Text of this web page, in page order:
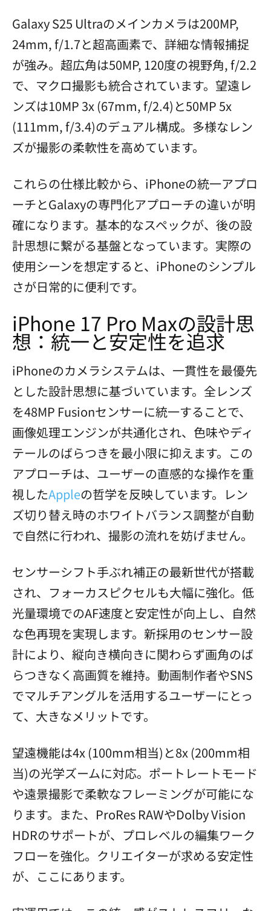
Galaxy S25 Ultraのメインカメラは200MP,
24mm, f/1.7と超高画素で、詳細な情報捕捉
が強み。超広角は50MP, 120度の視野角, f/2.2
で、マクロ撮影も統合されています。望遠レ
ンズは10MP 3x (67mm, f/2.4)と50MP 5x
(111mm, f/3.4)のデュアル構成。多様なレン
ズが撮影の柔軟性を高めています。
これらの仕様比較から、iPhoneの統一アプロ
ーチとGalaxyの専門化アプローチの違いが明
確になります。基本的なスペックが、後の設
計思想に繋がる基盤となっています。実際の
使用シーンを想定すると、iPhoneのシンプル
さが日常的に便利です。
iPhone 17 Pro Maxの設計思
想：統一と安定性を追求
iPhoneのカメラシステムは、一貫性を最優先
とした設計思想に基づいています。全レンズ
を48MP Fusionセンサーに統一することで、
画像処理エンジンが共通化され、色味やディ
テールのばらつきを最小限に抑えます。この
アプローチは、ユーザーの直感的な操作を重
視したAppleの哲学を反映しています。レン
ズ切り替え時のホワイトバランス調整が自動
で自然に行われ、撮影の流れを妨げません。
センサーシフト手ぶれ補正の最新世代が搭載
され、フォーカスピクセルも大幅に強化。低
光量環境でのAF速度と安定性が向上し、自然
な色再現を実現します。新採用のセンサー設
計により、縦向き横向きに関わらず画角のば
らつきなく高画質を維持。動画制作者やSNS
でマルチアングルを活用するユーザーにとっ
て、大きなメリットです。
望遠機能は4x (100mm相当)と8x (200mm相
当)の光学ズームに対応。ポートレートモード
や遠景撮影で柔軟なフレーミングが可能にな
ります。また、ProRes RAWやDolby Vision
HDRのサポートが、プロレベルの編集ワーク
フローを強化。クリエイターが求める安定性
が、ここにあります。